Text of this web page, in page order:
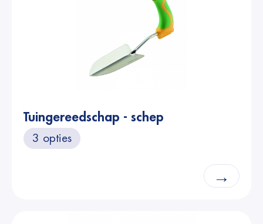
Tuingereedschap - schep
3 opties
→